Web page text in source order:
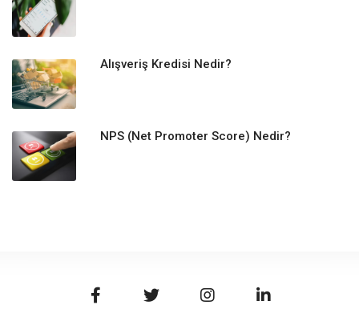
Alışveriş Kredisi Nedir?
NPS (Net Promoter Score) Nedir?